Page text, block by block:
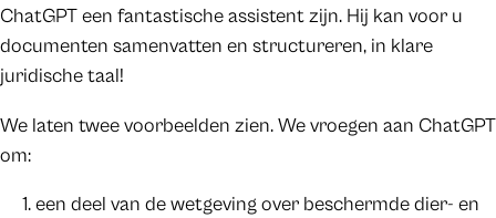
ChatGPT een fantastische assistent zijn. Hij kan voor u
documenten samenvatten en structureren, in klare
juridische taal!
We laten twee voorbeelden zien. We vroegen aan ChatGPT
om:
een deel van de wetgeving over beschermde dier- en